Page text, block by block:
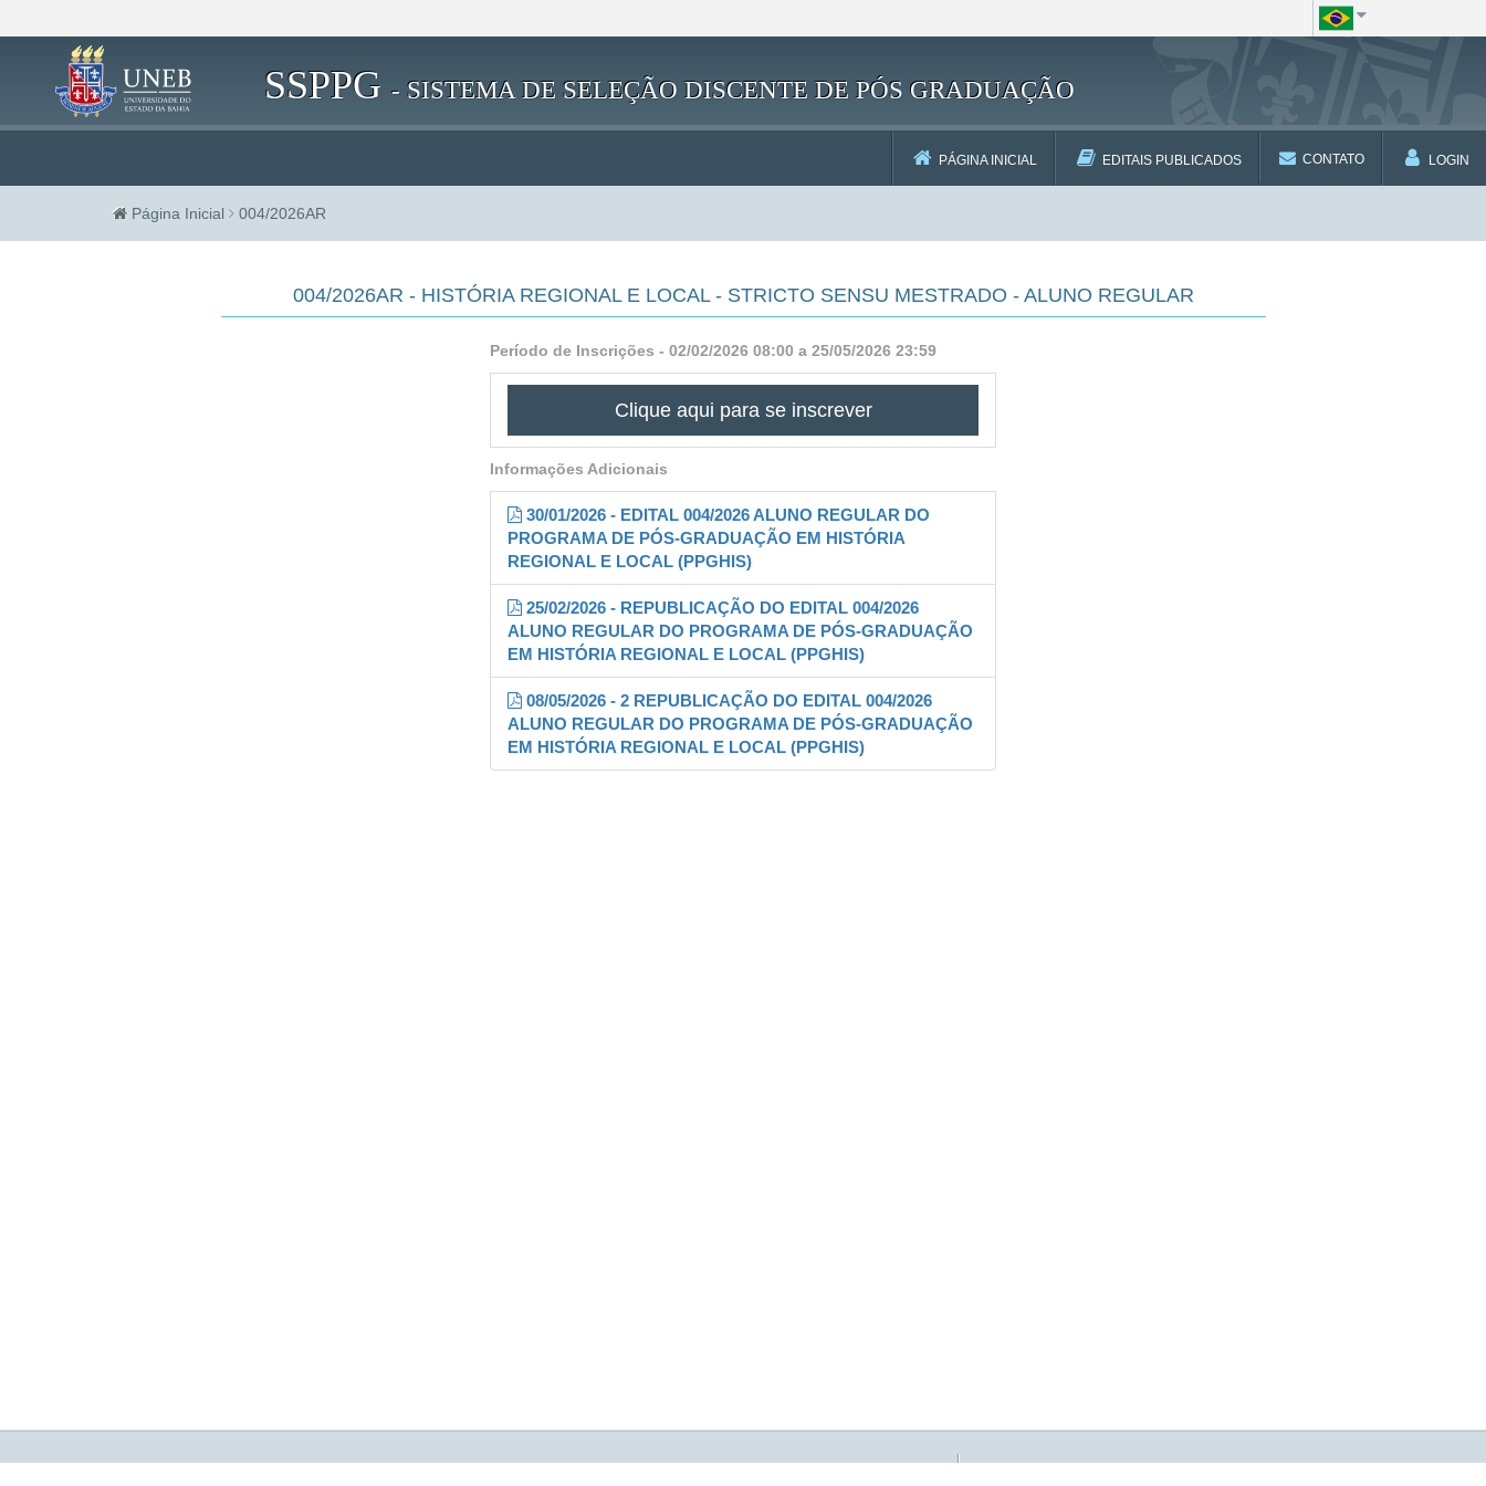
SSPPG - SISTEMA DE SELEÇÃO DISCENTE DE PÓS GRADUAÇÃO
PÁGINA INICIAL EDITAIS PUBLICADOS CONTATO LOGIN
Página Inicial 004/2026AR
004/2026AR - HISTÓRIA REGIONAL E LOCAL - STRICTO SENSU MESTRADO - ALUNO REGULAR
Período de Inscrições - 02/02/2026 08:00 a 25/05/2026 23:59
Clique aqui para se inscrever
Informações Adicionais
30/01/2026 - EDITAL 004/2026 ALUNO REGULAR DO
PROGRAMA DE PÓS-GRADUAÇÃO EM HISTÓRIA
REGIONAL E LOCAL (PPGHIS)
25/02/2026 - REPUBLICAÇÃO DO EDITAL 004/2026
ALUNO REGULAR DO PROGRAMA DE PÓS-GRADUAÇÃO
EM HISTÓRIA REGIONAL E LOCAL (PPGHIS)
08/05/2026 - 2 REPUBLICAÇÃO DO EDITAL 004/2026
ALUNO REGULAR DO PROGRAMA DE PÓS-GRADUAÇÃO
EM HISTÓRIA REGIONAL E LOCAL (PPGHIS)